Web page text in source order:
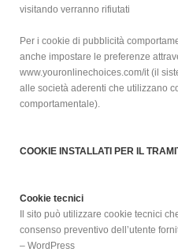
visitando verranno rifiutati
Per i cookie di pubblicità
anche impostare le preferenze
www.youronlinechoices.com/it (il
alle società aderenti che utilizzano
comportamentale).
COOKIE INSTALLATI PER IL
Cookie tecnici
Il sito può utilizzare cookie tecnici
consenso preventivo dell’utente
– WordPress